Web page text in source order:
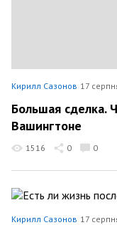
Кирилл Сазонов 17
Большая сделка.
Вашингтоне
1516 0 0
Кирилл Сазонов 17